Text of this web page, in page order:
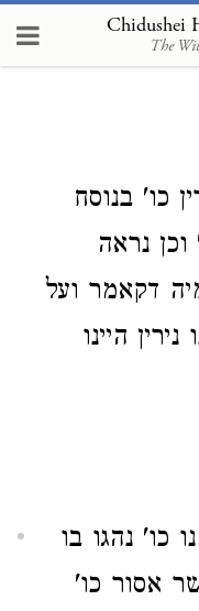
Chidushei
The
כו' בנוסח
נראה
דקאמר ועל
היינו
כו' נהגו בו
אסור כו'